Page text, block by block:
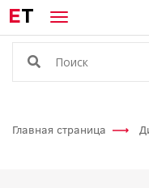
ET
Главная страница